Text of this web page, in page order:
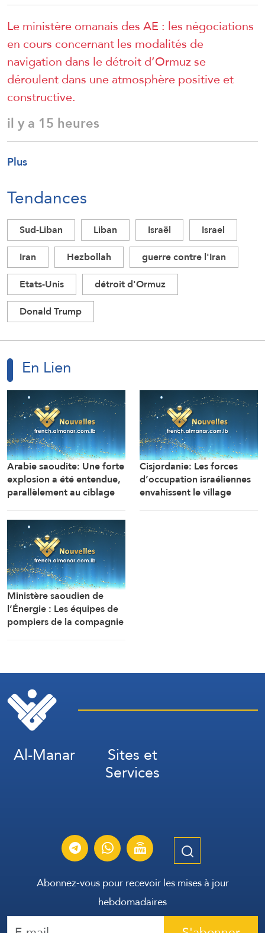
Le ministère omanais des AE : les négociations
en cours concernant les modalités de
navigation dans le détroit d’Ormuz se
déroulent dans une atmosphère positive et
constructive.
il y a 15 heures
Plus
Tendances
Sud-Liban Liban Israël
Israel
Iran
Hezbollah
guerre contre l'Iran
Etats-Unis
détroit d'Ormuz
Donald Trump
En Lien
Arabie saoudite: Une forte
explosion a été entendue,
parallèlement au ciblage
dans la zone industrielle de
Jubail
Cisjordanie: Les forces
d’occupation israéliennes
envahissent le village
Ministère saoudien de
l’Énergie : Les équipes de
pompiers de la compagnie
installations de la raffinerie
de Jizan, sans enregistrer
de blessés.
Al-Manar Sites et
Services
Abonnez-vous pour recevoir les mises à jour
hebdomadaires